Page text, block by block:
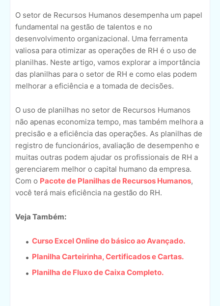
O setor de Recursos Humanos desempenha um papel
fundamental na gestão de talentos e no
desenvolvimento organizacional. Uma ferramenta
valiosa para otimizar as operações de RH é o uso de
planilhas. Neste artigo, vamos explorar a importância
das planilhas para o setor de RH e como elas podem
melhorar a eficiência e a tomada de decisões.
O uso de planilhas no setor de Recursos Humanos
não apenas economiza tempo, mas também melhora a
precisão e a eficiência das operações. As planilhas de
registro de funcionários, avaliação de desempenho e
muitas outras podem ajudar os profissionais de RH a
gerenciarem melhor o capital humano da empresa.
Com o Pacote de Planilhas de Recursos Humanos,
você terá mais eficiência na gestão do RH.
Veja Também:
Curso Excel Online do básico ao Avançado.
Planilha Carteirinha, Certificados e Cartas.
Planilha de Fluxo de Caixa Completo.